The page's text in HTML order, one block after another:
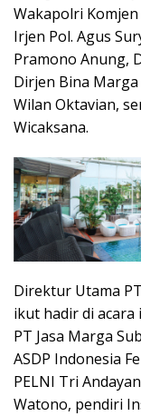
Wakapolri
Irjen Pol. Agus
Pramono Anung,
Dirjen Bina
Wilan Oktavian,
Wicaksana.
Direktur Utama
ikut hadir di
PT Jasa Marga
ASDP Indonesia
PELNI Tri
Watono, pendiri